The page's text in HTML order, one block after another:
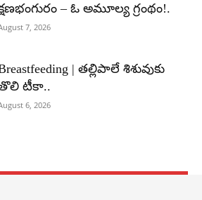
– ఓ అమూల్య గ్రంథం!.
7, 2026
| తల్లిపాలే శిశువుకు
టీకా..
6, 2026